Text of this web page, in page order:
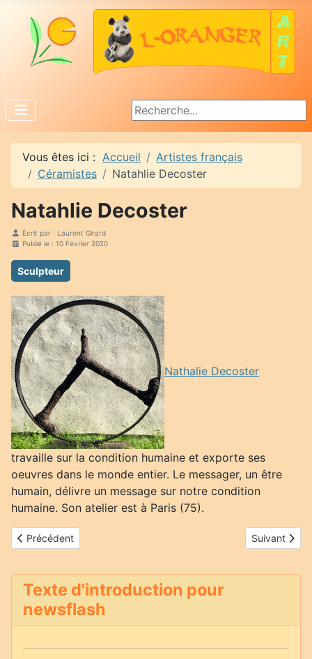
Rechercher
Vous êtes ici : Accueil
Artistes français
Céramistes
Natahlie Decoster
Natahlie Decoster
Écrit par : Laurent Girard
Publié le : 10 Février 2020
Sculpteur
Nathalie Decoster
travaille sur la condition humaine et exporte ses
oeuvres dans le monde entier. Le messager, un être
humain, délivre un message sur notre condition
humaine. Son atelier est à Paris (75).
Article précédent : Blek le Rat (Xavier Prout)
Précédent Article
Suivant
Texte d'introduction pour
newsflash